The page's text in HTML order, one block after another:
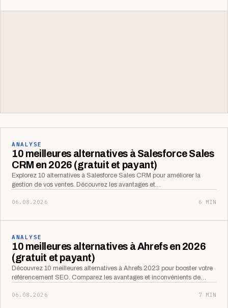
ANALYSE
10 meilleures alternatives à Salesforce Sales
CRM en 2026 (gratuit et payant)
Explorez 10 alternatives à Salesforce Sales CRM pour améliorer la
gestion de vos ventes. Découvrez les avantages et…
06.08.2026 6 MIN
ANALYSE
10 meilleures alternatives à Ahrefs en 2026
(gratuit et payant)
Découvrez 10 meilleures alternatives à Ahrefs 2023 pour booster votre
référencement SEO. Comparez les avantages et inconvénients de…
06.08.2026 7 MIN